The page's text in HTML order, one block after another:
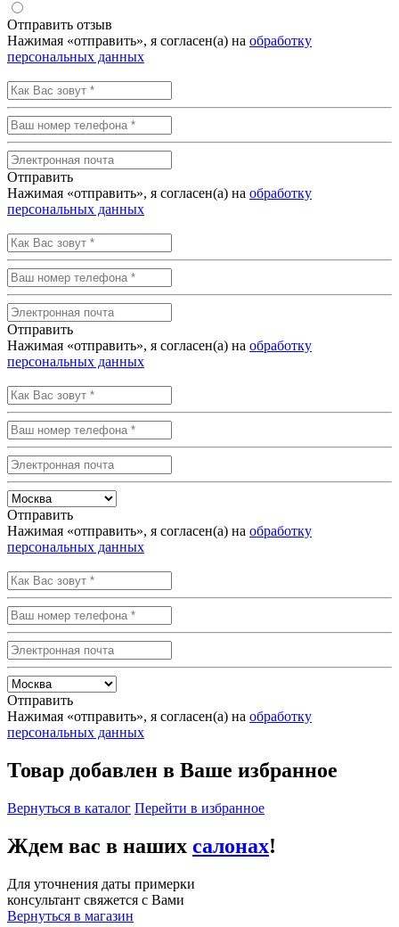
Отправить отзыв
Нажимая «отправить», я согласен(а) на обработку
персональных данных
Отправить
Нажимая «отправить», я согласен(а) на обработку
персональных данных
Отправить
Нажимая «отправить», я согласен(а) на обработку
персональных данных
Отправить
Нажимая «отправить», я согласен(а) на обработку
персональных данных
Отправить
Нажимая «отправить», я согласен(а) на обработку
персональных данных
Товар добавлен в Ваше избранное
Вернуться в каталог Перейти в избранное
Ждем вас в наших салонах!
Для уточнения даты примерки
консультант свяжется с Вами
Вернуться в магазин